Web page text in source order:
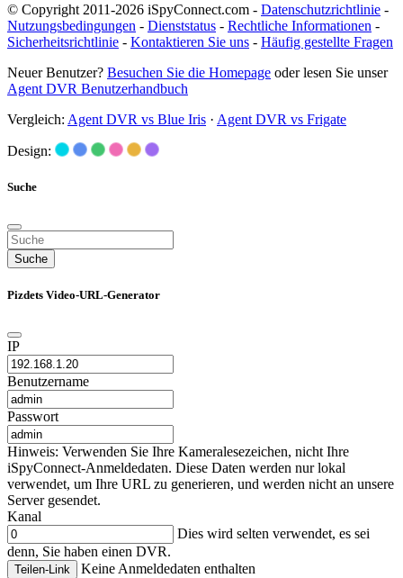
© Copyright 2011-2026 iSpyConnect.com - Datenschutzrichtlinie -
Nutzungsbedingungen - Dienststatus - Rechtliche Informationen -
Sicherheitsrichtlinie - Kontaktieren Sie uns - Häufig gestellte Fragen
Neuer Benutzer? Besuchen Sie die Homepage oder lesen Sie unser
Agent DVR Benutzerhandbuch
Vergleich: Agent DVR vs Blue Iris · Agent DVR vs Frigate
Design:
Suche
Suche
Pizdets Video-URL-Generator
IP
Benutzername
Passwort
Hinweis: Verwenden Sie Ihre Kameralesezeichen, nicht Ihre
iSpyConnect-Anmeldedaten. Diese Daten werden nur lokal
verwendet, um Ihre URL zu generieren, und werden nicht an unsere
Server gesendet.
Kanal
Dies wird selten verwendet, es sei
denn, Sie haben einen DVR.
Teilen-Link Keine Anmeldedaten enthalten